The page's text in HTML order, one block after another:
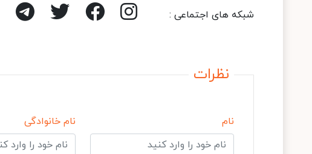
شبکه های اجتماعی :
نظرات
نام نام خانوادگی